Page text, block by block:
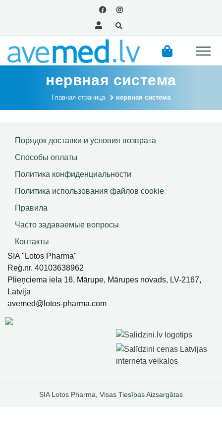
нервная система
Главная страница нервная система
Порядок доставки и условия возврата
Способы оплаты
Политика конфиденциальности
Политика использования файлов сookie
Правила
Часто задаваемые вопросы
Контакты
SIA "Lotos Pharma"
Reģ.nr. 40103638962
Plieņciema iela 16, Mārupe, Mārupes novads, LV-2167,
Latvija
avemed@lotos-pharma.com
SIA Lotos Pharma, Visas Tiesības Aizsargātas